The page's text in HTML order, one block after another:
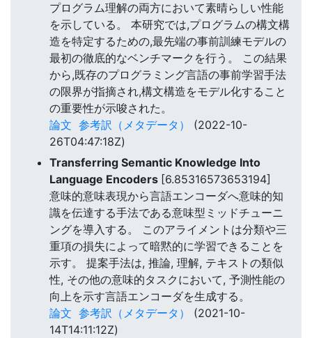
プログラム理解の両方において素晴らしい性能
を示している。 本研究では,プログラムの構文構
造を特定するための,最先端の事前訓練モデルの
最初の徹底的なベンチマークを行う。 この結果
から,既存のプログラミング言語の事前学習手法
の限界が指摘され,構文構造をモデル化すること
の重要性が示唆された。
論文 参考訳（メタデータ）
(2022-10-
26T04:47:18Z)
Transferring Semantic Knowledge Into
Language Encoders [6.85316573653194]
意味的意味表現から言語エンコーダへ意味的知
識を伝達する手法である意味型ミッドチューニ
ングを導入する。 このアライメントは分類や三
重項の損失によって暗黙的に学習できることを
示す。 提案手法は, 推論, 理解, テキストの類似
性, その他の意味的タスクにおいて, 予測性能の
向上を示す言語エンコーダを生成する。
論文 参考訳（メタデータ）
(2021-10-
14T14:11:12Z)